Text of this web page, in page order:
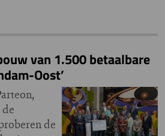
van 1.500 betaalbare
Oost’
de